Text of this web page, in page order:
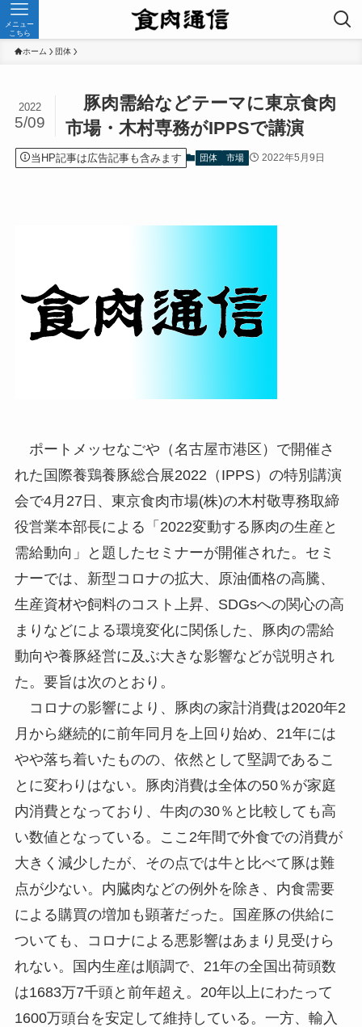
メニュー
こちら
ホーム 団体
豚肉需給などテーマに東京食肉
市場・木村専務がIPPSで講演
2022
5/09
当HP記事は広告記事も含みます 団体 市場 2022年5月9日
ポートメッセなごや（名古屋市港区）で開催さ
れた国際養鶏養豚総合展2022（IPPS）の特別講演
会で4月27日、東京食肉市場(株)の木村敬専務取締
役営業本部長による「2022変動する豚肉の生産と
需給動向」と題したセミナーが開催された。セミ
ナーでは、新型コロナの拡大、原油価格の高騰、
生産資材や飼料のコスト上昇、SDGsへの関心の高
まりなどによる環境変化に関係した、豚肉の需給
動向や養豚経営に及ぶ大きな影響などが説明され
た。要旨は次のとおり。
コロナの影響により、豚肉の家計消費は2020年2
月から継続的に前年同月を上回り始め、21年には
やや落ち着いたものの、依然として堅調であるこ
とに変わりはない。豚肉消費は全体の50％が家庭
内消費となっており、牛肉の30％と比較しても高
い数値となっている。ここ2年間で外食での消費が
大きく減少したが、その点では牛と比べて豚は難
点が少ない。内臓肉などの例外を除き、内食需要
による購買の増加も顕著だった。国産豚の供給に
ついても、コロナによる悪影響はあまり見受けら
れない。国内生産は順調で、21年の全国出荷頭数
は1683万7千頭と前年超え。20年以上にわたって
1600万頭台を安定して維持している。一方、輸入